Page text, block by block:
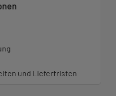
und Lieferfristen